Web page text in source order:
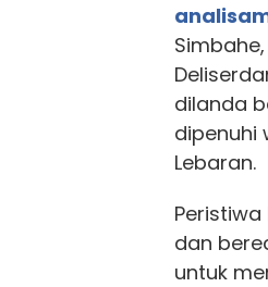
dilanda
dipenuhi
Lebaran.
Peristiwa
dan
untuk